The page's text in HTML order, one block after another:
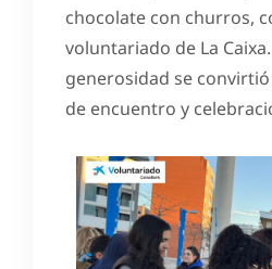
chocolate con churros,
voluntariado de La
generosidad se
de encuentro y